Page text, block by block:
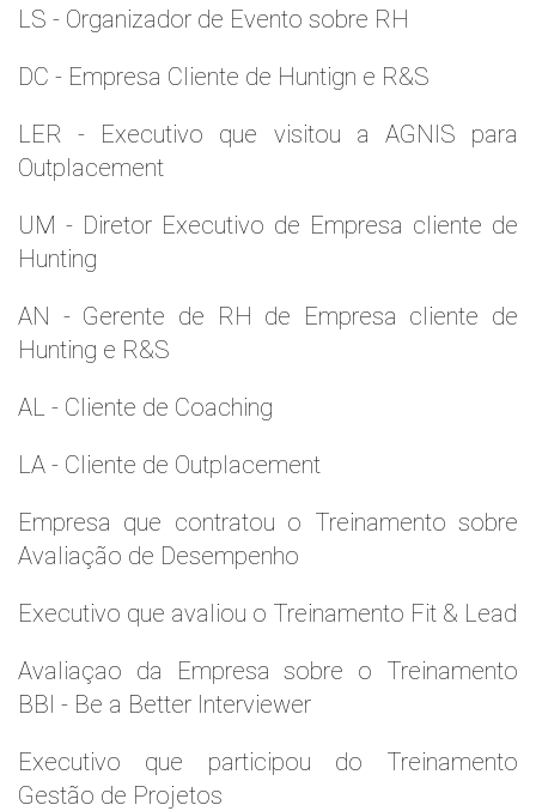
LS - Organizador de Evento sobre RH
DC - Empresa Cliente de Huntign e R&S
LER - Executivo que visitou a AGNIS para
Outplacement
UM - Diretor Executivo de Empresa cliente de
Hunting
AN - Gerente de RH de Empresa cliente de
Hunting e R&S
AL - Cliente de Coaching
LA - Cliente de Outplacement
Empresa que contratou o Treinamento sobre
Avaliação de Desempenho
Executivo que avaliou o Treinamento Fit & Lead
Avaliaçao da Empresa sobre o Treinamento
BBI - Be a Better Interviewer
Executivo que participou do Treinamento
Gestão de Projetos